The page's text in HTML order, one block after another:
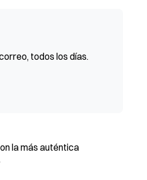
todos los días.
la más auténtica